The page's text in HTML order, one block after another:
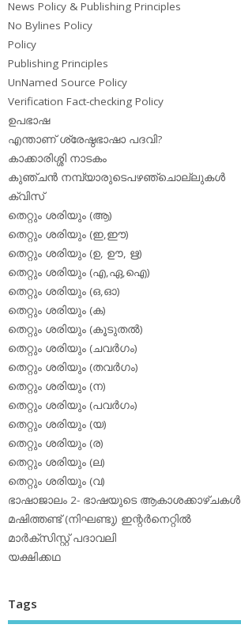
News Policy & Publishing Principles
No Bylines Policy
Policy
Publishing Principles
UnNamed Source Policy
Verification Fact-checking Policy
ഉപഭാഷ
എന്താണ് ശ്രേഷ്ഠഭാഷാ പദവി?
കാക്കാരിശ്ശി നാടകം
കുഞ്ചന്‍ നമ്പ്യാരുടെപഴഞ്ചൊല്ലുകള്‍
ക്വിസ്
തെറ്റും ശരിയും (ആ)
തെറ്റും ശരിയും (ഇ,ഈ)
തെറ്റും ശരിയും (ഉ, ഊ, ഋ)
തെറ്റും ശരിയും (എ,ഏ,ഐ)
തെറ്റും ശരിയും (ഒ,ഓ)
തെറ്റും ശരിയും (ക)
തെറ്റും ശരിയും (കൂടുതല്‍)
തെറ്റും ശരിയും (ചവര്‍ഗം)
തെറ്റും ശരിയും (തവര്‍ഗം)
തെറ്റും ശരിയും (ന)
തെറ്റും ശരിയും (പവര്‍ഗം)
തെറ്റും ശരിയും (യ)
തെറ്റും ശരിയും (ര)
തെറ്റും ശരിയും (ല)
തെറ്റും ശരിയും (വ)
ഭാഷാജാലം 2- ഭാഷയുടെ ആകാശക്കാഴ്ചകള്‍
മഷിത്തണ്ട് (നിഘണ്ടു) ഇന്റര്‍നെറ്റില്‍
മാര്‍ക്‌സിസ്റ്റ് പദാവലി
യക്ഷിക്കഥ
Tags